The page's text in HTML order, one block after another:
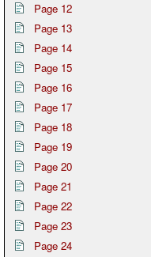
Page 12
Page 13
Page 14
Page 15
Page 16
Page 17
Page 18
Page 19
Page 20
Page 21
Page 22
Page 23
Page 24